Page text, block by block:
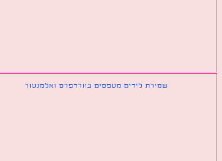
שמירת לידים מטפסים בוורדפרס ואלמנטור